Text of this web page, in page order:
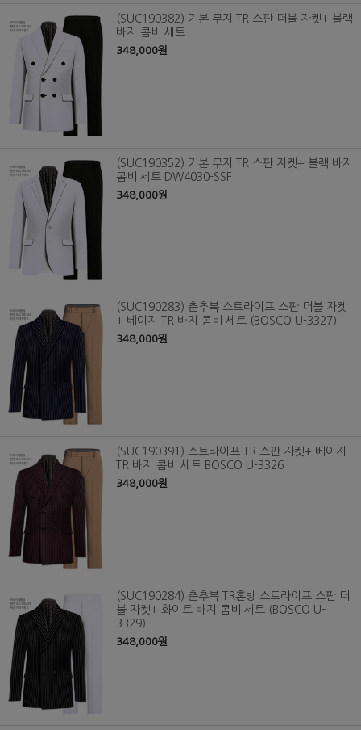
(SUC190382) 기본 무지 TR 스판 더블 자켓+ 블랙
바지 콤비 세트
348,000원
(SUC190352) 기본 무지 TR 스판 자켓+ 블랙 바지
콤비 세트 DW4030-SSF
348,000원
(SUC190283) 춘추복 스트라이프 스판 더블 자켓
+ 베이지 TR 바지 콤비 세트 (BOSCO U-3327)
348,000원
(SUC190391) 스트라이프 TR 스판 자켓+ 베이지
TR 바지 콤비 세트 BOSCO U-3326
348,000원
(SUC190284) 춘추복 TR혼방 스트라이프 스판 더
블 자켓+ 화이트 바지 콤비 세트 (BOSCO U-
3329)
348,000원